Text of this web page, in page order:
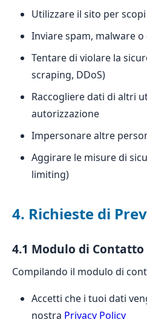
Utilizzare il sito per
Inviare spam, malware
Tentare di violare la
scraping, DDoS)
Raccogliere dati di altri
autorizzazione
Impersonare altre
Aggirare le misure di
limiting)
4. Richieste di
4.1 Modulo di Contatto
Compilando il modulo di
Accetti che i tuoi dati
nostra Privacy Policy